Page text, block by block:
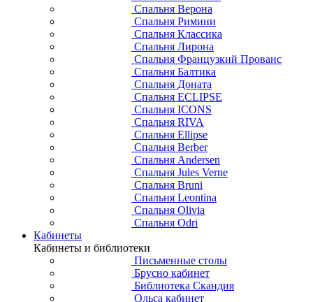
Спальня Верона
Спальня Римини
Спальня Классика
Спальня Лирона
Спальня Французкий Прованс
Спальня Балтика
Спальня Доната
Спальня ECLIPSE
Спальня ICONS
Спальня RIVA
Спальня Ellipse
Спальня Berber
Спальня Andersen
Спальня Jules Verne
Спальня Bruni
Спальня Leontina
Спальня Olivia
Спальня Odri
Кабинеты
Кабинеты и библиотеки
Письменные столы
Брусно кабинет
Библиотека Скандия
Ольса кабинет